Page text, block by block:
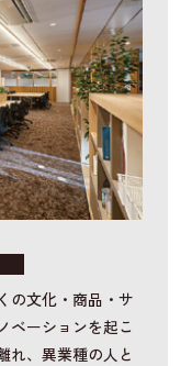
の文化・商品・サ
ベーションを起こ
れ、異業種の人と